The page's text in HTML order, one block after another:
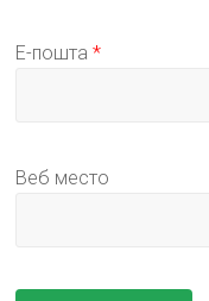
Е-пошта*
Веб место